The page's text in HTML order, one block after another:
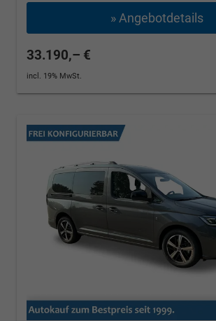
» Angebotdetails
33.190,– €
incl. 19% MwSt.